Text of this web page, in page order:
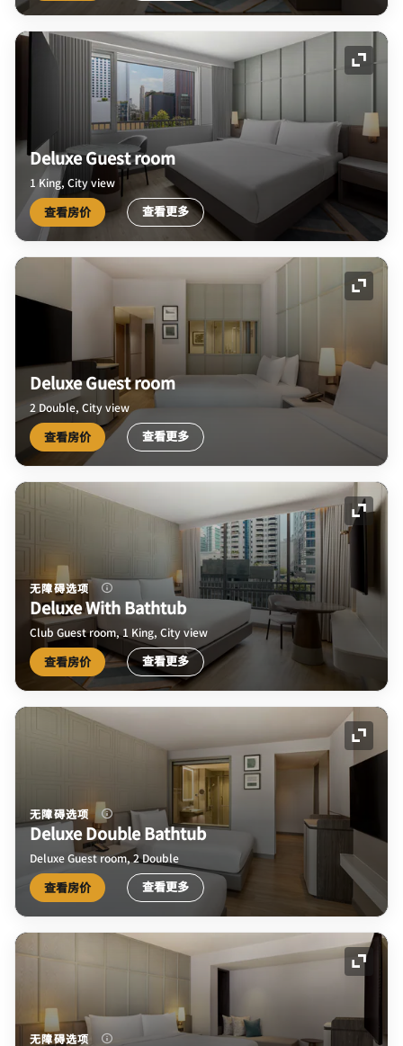
展开
Deluxe Guest room
1 King, City view
查看房价 查看更多
展开
Deluxe Guest room
2 Double, City view
查看房价 查看更多
展开
无障碍选项
Deluxe With Bathtub
Club Guest room, 1 King, City view
查看房价 查看更多
展开
无障碍选项
Deluxe Double Bathtub
Deluxe Guest room, 2 Double
查看房价 查看更多
展开
无障碍选项